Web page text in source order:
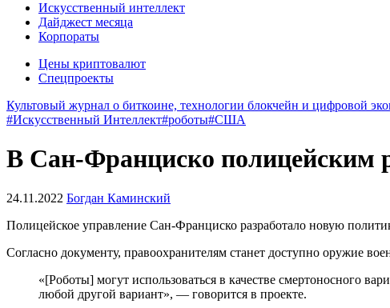
Искусственный интеллект
Дайджест месяца
Корпораты
Цены криптовалют
Спецпроекты
Культовый журнал о биткоине, технологии блокчейн и цифровой
#Искусственный Интеллект#роботы#США
В Сан-Франциско полицейским
24.11.2022 Богдан Каминский
Полицейское управление Сан-Франциско разработало новую
Согласно документу, правоохранителям станет доступно оружие
«[Роботы] могут использоваться в качестве смертоносного
любой другой вариант», — говорится в проекте.